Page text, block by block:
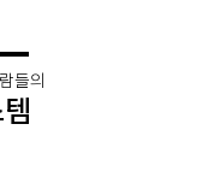
들의